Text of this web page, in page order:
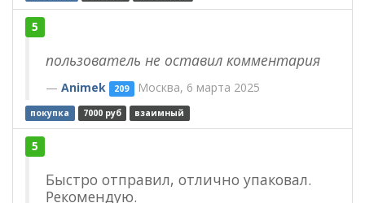
5
пользователь не оставил комментария
Animek 209 Москва, 6 марта 2025
покупка 7000 руб взаимный
5
Быстро отправил, отлично упаковал.
Рекомендую.